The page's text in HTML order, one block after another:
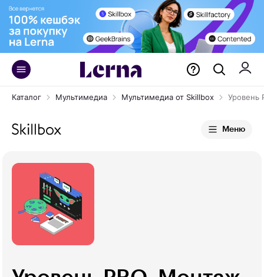
Каталог Мультимедиа Мультимедиа от Skillbox Уровень
Меню